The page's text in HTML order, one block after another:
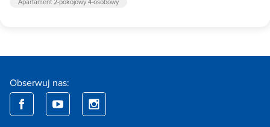
Apartament 2-pokojowy 4-osobowy
Obserwuj nas: